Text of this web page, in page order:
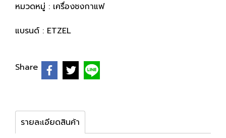
หมวดหมู่ : เครื่องชงกาแฟ
แบรนด์ : ETZEL
Share
รายละเอียดสินค้า